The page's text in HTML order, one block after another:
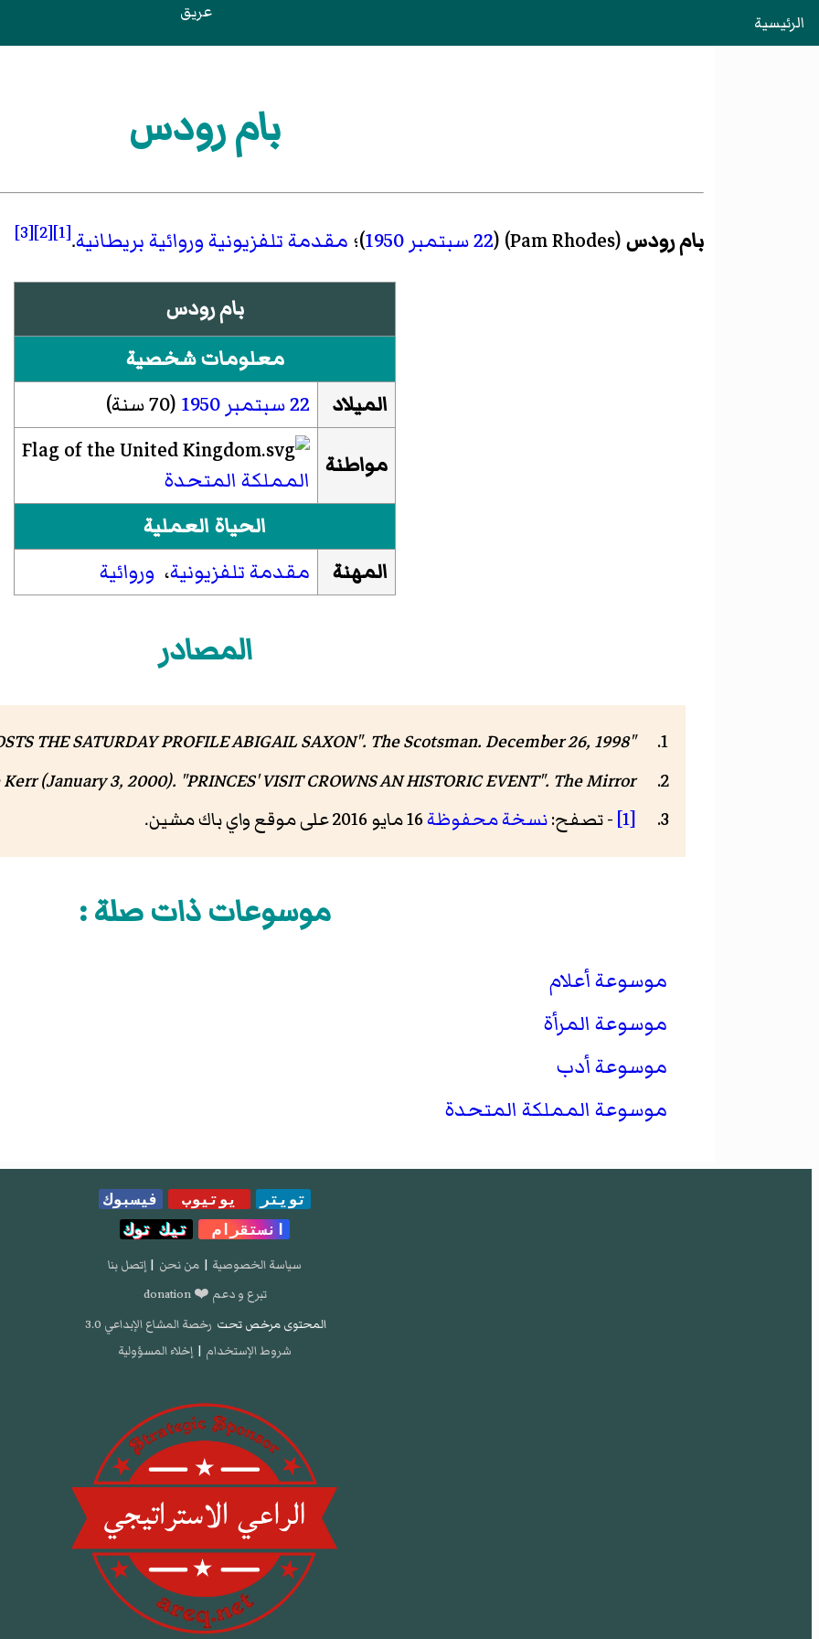
الرئيسية عريق
بام رودس
بام رودس(
Pam Rhodes
)‏ (22 سبتمبر 1950)؛ مقدمة تلفزيونيةوروائيةبريطانية.
[1]
[2]
[3]
بام رودس
معلومات شخصية
الميلاد
22 سبتمبر 1950 (70 سنة)
مواطنة
المملكة المتحدة
الحياة العملية
المهنة
مقدمة تلفزيونية، وروائية
المصادر
"UNHOLY HOSTS THE SATURDAY PROFILE ABIGAIL SAXON". The Scotsman. December 26, 1998.
(January 3, 2000). "PRINCES' VISIT CROWNS AN HISTORIC EVENT". The Mirror.
[1]
- تصفح:نسخة محفوظة16 مايو 2016 على موقع واي باك مشين.
موسوعات ذات صلة :
موسوعة أعلام
موسوعة المرأة
موسوعة أدب
موسوعة المملكة المتحدة
تويتر يوتيوب
فيسبوك
انستقرام
تيك توك
سياسة الخصوصية | من نحن | إتصل بنا
تبرع و دعم ❤️ donation
المحتوى مرخص تحت رخصة المشاع الإبداعي 3.0
شروط الإستخدام | إخلاء المسؤولية